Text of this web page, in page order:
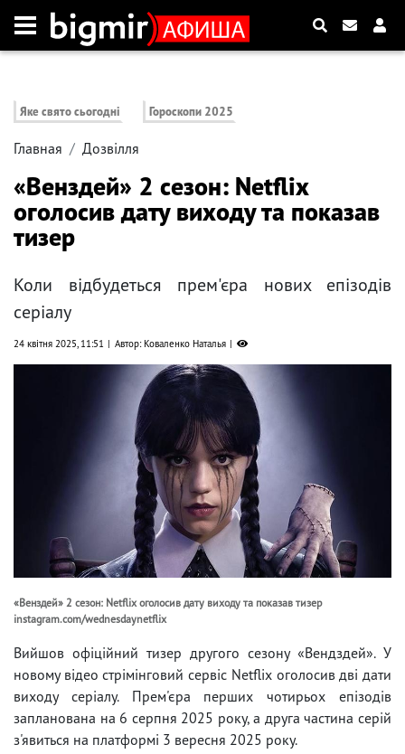
Яке свято сьогодні Гороскопи 2025
Главная Дозвілля
«Венздей» 2 сезон: Netflix
оголосив дату виходу та показав
тизер
Коли відбудеться прем'єра нових епізодів
серіалу
24 квітня 2025, 11:51 Автор: Коваленко Наталья
«Венздей» 2 сезон: Netflix оголосив дату виходу та показав тизер
instagram.com/wednesdaynetflix
Вийшов офіційний тизер другого сезону «Вендздей». У
новому відео стрімінговий сервіс Netflix оголосив дві дати
виходу серіалу. Прем'єра перших чотирьох епізодів
запланована на 6 серпня 2025 року, а друга частина серій
з'явиться на платформі 3 вересня 2025 року.